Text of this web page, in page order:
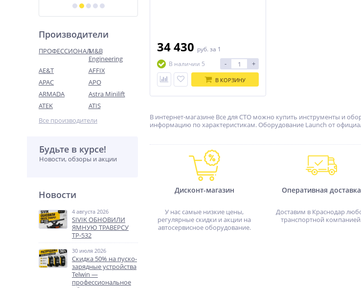
Производители
ПРОФЕССИОНАЛM&B
Engineering
AE&T
AFFIX
APAC
APO
ARMADA
Astra Minilift
ATEK
ATIS
Все производители
Будьте в курсе!
Новости, обзоры и акции
Новости
4 августа 2026
SIVIK ОБНОВИЛИ
ЯМНУЮ ТРАВЕРСУ
ТР-532
30 июля 2026
Скидка 50% на пуско-
зарядные устройства
Telwin —
профессиональное
34 430 руб. за 1
В наличии 5
- +
В КОРЗИНУ
В интернет-магазине Все для СТО можно купить инструменты и
информацию по характеристикам. Оборудование Launch от
Дисконт-магазин
У нас самые низкие цены,
регулярные скидки и акции на
автосервисное оборудование.
Оперативная доставка
Доставим в Краснодар
транспортной